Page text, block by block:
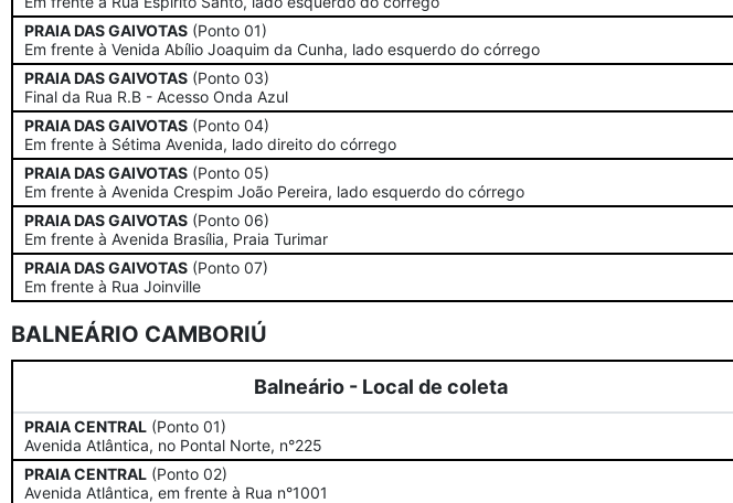
PRAIA DAS GAIVOTAS (Ponto 01)
Em frente à Venida Abílio Joaquim da Cunha, lado esquerdo do córrego
PRAIA DAS GAIVOTAS (Ponto 03)
Final da Rua R.B - Acesso Onda Azul
PRAIA DAS GAIVOTAS (Ponto 04)
Em frente à Sétima Avenida, lado direito do córrego
PRAIA DAS GAIVOTAS (Ponto 05)
Em frente à Avenida Crespim João Pereira, lado esquerdo do córrego
PRAIA DAS GAIVOTAS (Ponto 06)
Em frente à Avenida Brasília, Praia Turimar
PRAIA DAS GAIVOTAS (Ponto 07)
Em frente à Rua Joinville
BALNEÁRIO CAMBORIÚ
Balneário - Local de coleta
PRAIA CENTRAL (Ponto 01)
Avenida Atlântica, no Pontal Norte, n°225
PRAIA CENTRAL (Ponto 02)
Avenida Atlântica, em frente à Rua n°1001